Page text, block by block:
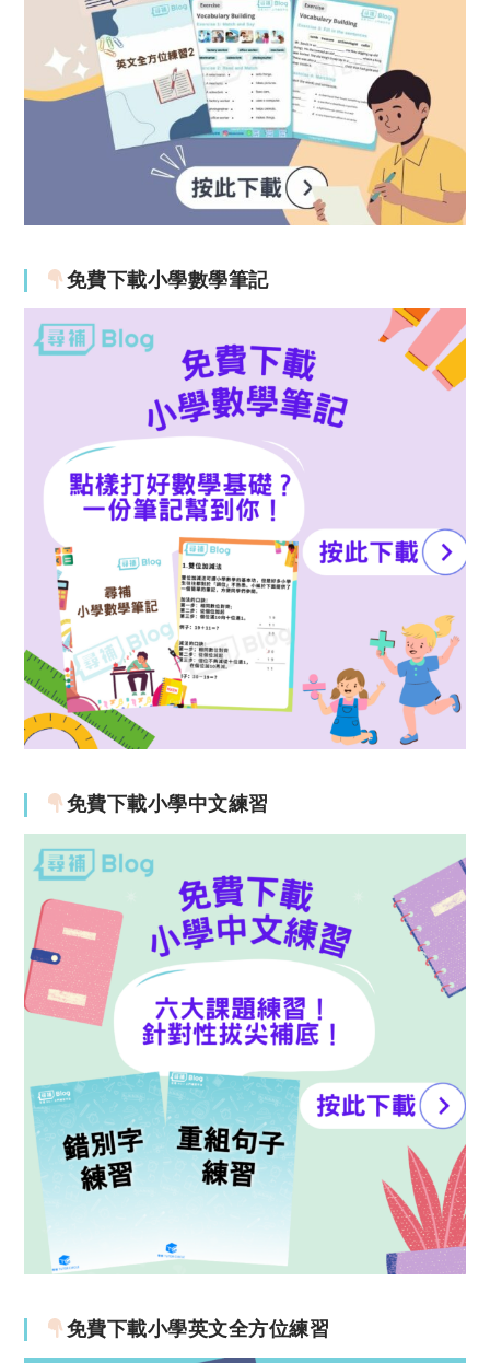
免費下載小學數學筆記
免費下載小學中文練習
免費下載小學英文全方位練習